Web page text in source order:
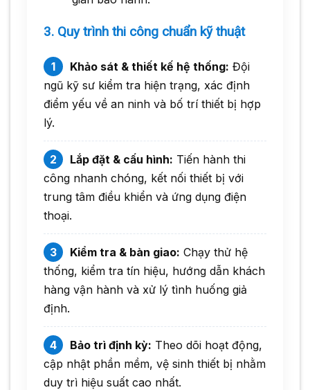
3. Quy trình thi công chuẩn kỹ thuật
Khảo sát & thiết kế hệ thống: Đội
ngũ kỹ sư kiểm tra hiện trạng, xác định
điểm yếu về an ninh và bố trí thiết bị hợp
lý.
Lắp đặt & cấu hình: Tiến hành thi
công nhanh chóng, kết nối thiết bị với
trung tâm điều khiển và ứng dụng điện
thoại.
Kiểm tra & bàn giao: Chạy thử hệ
thống, kiểm tra tín hiệu, hướng dẫn khách
hàng vận hành và xử lý tình huống giả
định.
Bảo trì định kỳ: Theo dõi hoạt động,
cập nhật phần mềm, vệ sinh thiết bị nhằm
duy trì hiệu suất cao nhất.